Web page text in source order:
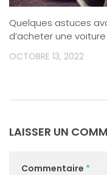
Quelques astuces
d’acheter une voiture
OCTOBRE 13, 2022
LAISSER UN
Commentaire *